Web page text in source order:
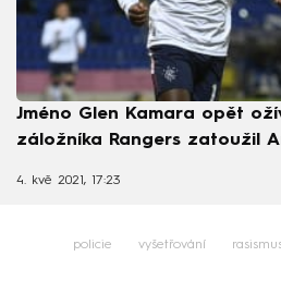
Jméno Glen Kamara opět
záložníka Rangers zatoužil
4. kvě 2021, 17:23
policie vyšetřování